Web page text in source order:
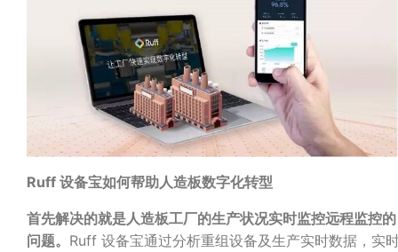
Ruff 设备宝如何帮助人造板数字化转型
首先解决的就是人造板工厂的生产状况实时监控远程监控的
问题。 Ruff 设备宝通过分析重组设备及生产实时数据，实